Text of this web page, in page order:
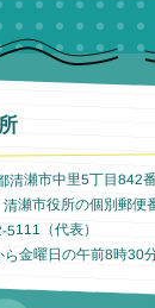
瀬市中里5丁目842
瀬市役所の個別郵便
（代表）
金曜日の午前8時30